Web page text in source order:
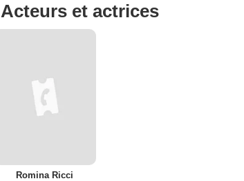
Acteurs et actrices
Romina Ricci